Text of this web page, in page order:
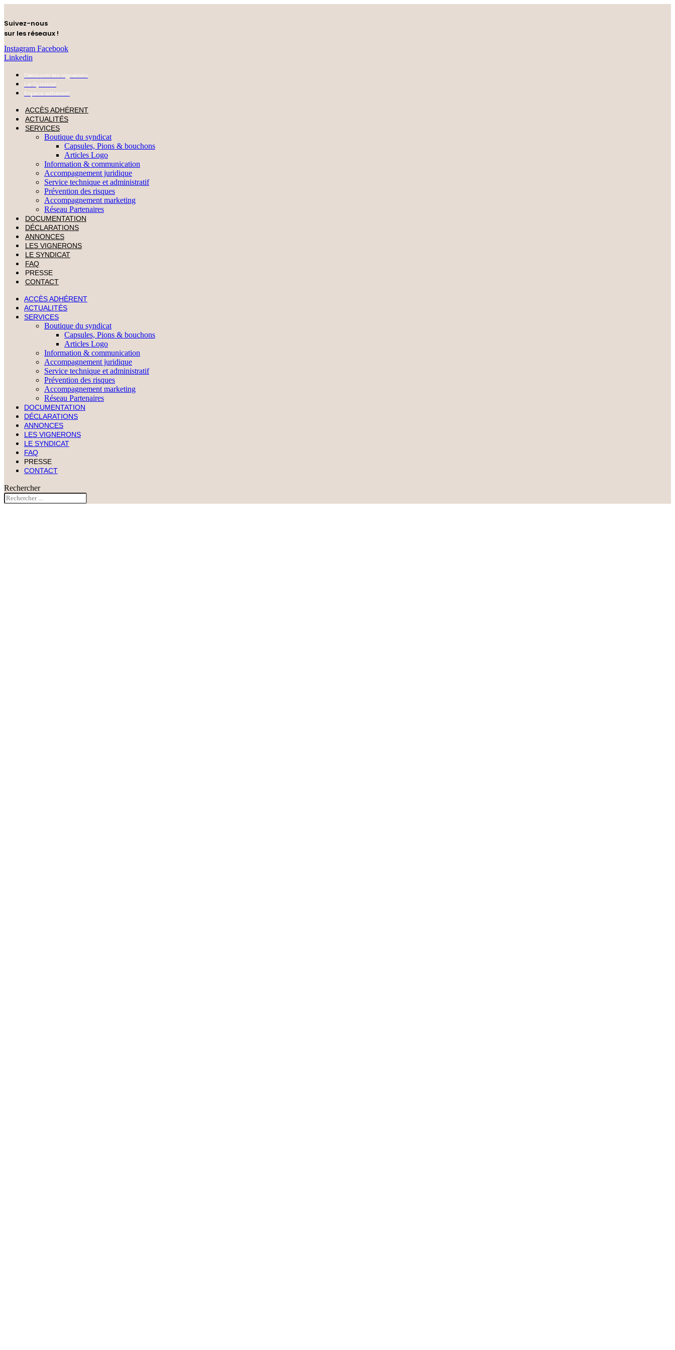
Suivez-nous
sur les réseaux !
Instagram Facebook
Linkedin
Découvrir les vignerons
Le Syndicat
Espace adhérent
ACCÈS ADHÉRENT
ACTUALITÉS
SERVICES
Boutique du syndicat
Capsules, Pions & bouchons
Articles Logo
Information & communication
Accompagnement juridique
Service technique et administratif
Prévention des risques
Accompagnement marketing
Réseau Partenaires
DOCUMENTATION
DÉCLARATIONS
ANNONCES
LES VIGNERONS
LE SYNDICAT
FAQ
PRESSE
CONTACT
ACCÈS ADHÉRENT
ACTUALITÉS
SERVICES
Boutique du syndicat
Capsules, Pions & bouchons
Articles Logo
Information & communication
Accompagnement juridique
Service technique et administratif
Prévention des risques
Accompagnement marketing
Réseau Partenaires
DOCUMENTATION
DÉCLARATIONS
ANNONCES
LES VIGNERONS
LE SYNDICAT
FAQ
PRESSE
CONTACT
Rechercher